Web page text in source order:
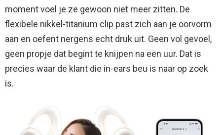
moment voel je ze gewoon niet meer zitten. De
flexibele nikkel-titanium clip past zich aan je oorvorm
aan en oefent nergens echt druk uit. Geen vol gevoel,
geen propje dat begint te knijpen na een uur. Dat is
precies waar de klant die in-ears beu is naar op zoek
is.